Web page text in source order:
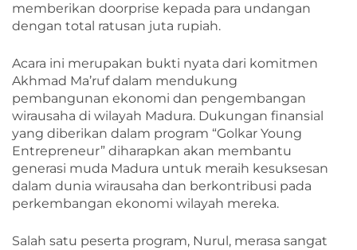
memberikan doorprise kepada para undangan
dengan total ratusan juta rupiah.
Acara ini merupakan bukti nyata dari komitmen
Akhmad Ma’ruf dalam mendukung
pembangunan ekonomi dan pengembangan
wirausaha di wilayah Madura. Dukungan finansial
yang diberikan dalam program “Golkar Young
Entrepreneur” diharapkan akan membantu
generasi muda Madura untuk meraih kesuksesan
dalam dunia wirausaha dan berkontribusi pada
perkembangan ekonomi wilayah mereka.
Salah satu peserta program, Nurul, merasa sangat